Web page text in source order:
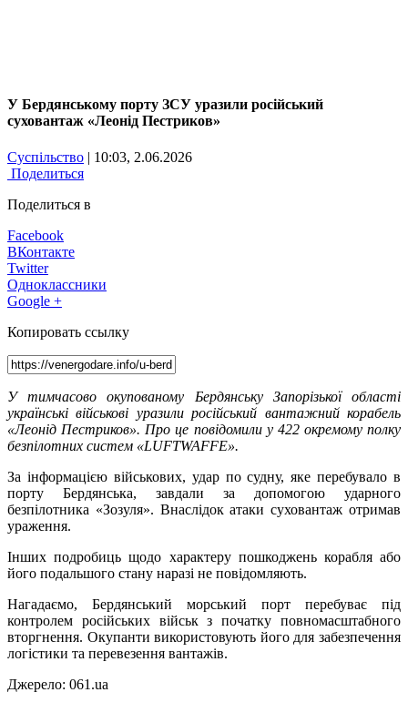
У Бердянському порту ЗСУ уразили російський
суховантаж «Леонід Пестриков»
Суспільство | 10:03, 2.06.2026
Поделиться
Поделиться в
Facebook
ВКонтакте
Twitter
Одноклассники
Google +
Копировать ссылку
У тимчасово окупованому Бердянську Запорізької області
українські військові уразили російський вантажний корабель
«Леонід Пестриков». Про це повідомили у 422 окремому полку
безпілотних систем «LUFTWAFFE».
За інформацією військових, удар по судну, яке перебувало в
порту Бердянська, завдали за допомогою ударного
безпілотника «Зозуля». Внаслідок атаки суховантаж отримав
ураження.
Інших подробиць щодо характеру пошкоджень корабля або
його подальшого стану наразі не повідомляють.
Нагадаємо, Бердянський морський порт перебуває під
контролем російських військ з початку повномасштабного
вторгнення. Окупанти використовують його для забезпечення
логістики та перевезення вантажів.
Джерело: 061.ua